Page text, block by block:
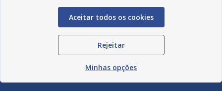
Redes Sociais
Aceitar todos os cookies
Rejeitar
Minhas opções